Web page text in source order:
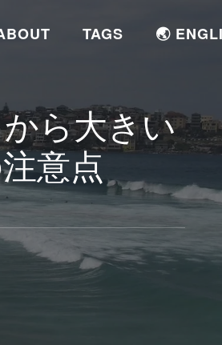
TAGS 🌏
ら大きい
意点